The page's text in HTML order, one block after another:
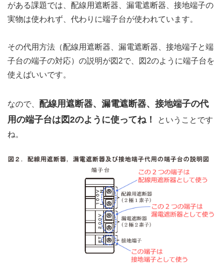
がある課題では、配線用遮断器、漏電遮断器、接地端子の
実物は使われず、代わりに端子台が使われています。
その代用方法（配線用遮断器、漏電遮断器、接地端子と端
子台の端子の対応）の説明が図2で、図2のように端子台を
使えばいいです。
なので、 配線用遮断器、漏電遮断器、接地端子の代
用の端子台は図2のように使ってね！
ということです
ね。